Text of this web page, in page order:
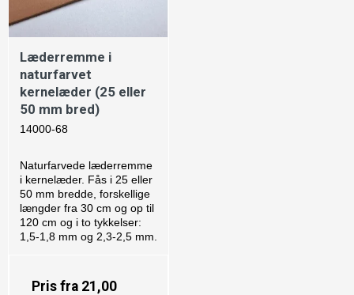
Læderremme i
naturfarvet
kernelæder (25 eller
50 mm bred)
14000-68
Naturfarvede læderremme
i kernelæder. Fås i 25 eller
50 mm bredde, forskellige
længder fra 30 cm og op til
120 cm og i to tykkelser:
1,5-1,8 mm og 2,3-2,5 mm.
Pris fra 21,00